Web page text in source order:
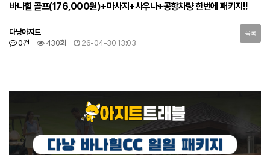
바나힐 골프(176,000원)+마사지+사우나+공항차량 한번에 패키지!!
다낭아지트
0건
430회 26-04-30 13:03
목록